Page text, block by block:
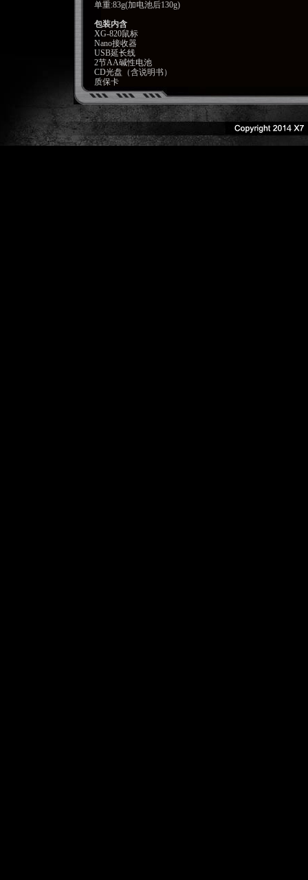
单重:83g(加电池后130g)
包装内含
XG-820鼠标
Nano接收器
USB延长线
2节AA碱性电池
CD光盘（含说明书）
质保卡